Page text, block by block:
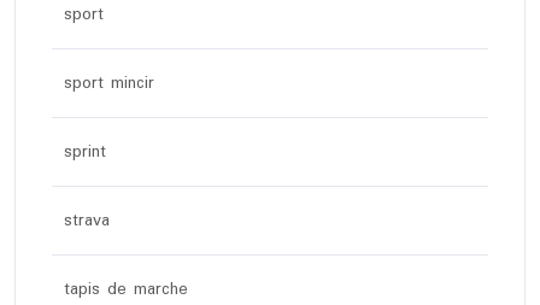
sport
sport mincir
sprint
strava
tapis de marche